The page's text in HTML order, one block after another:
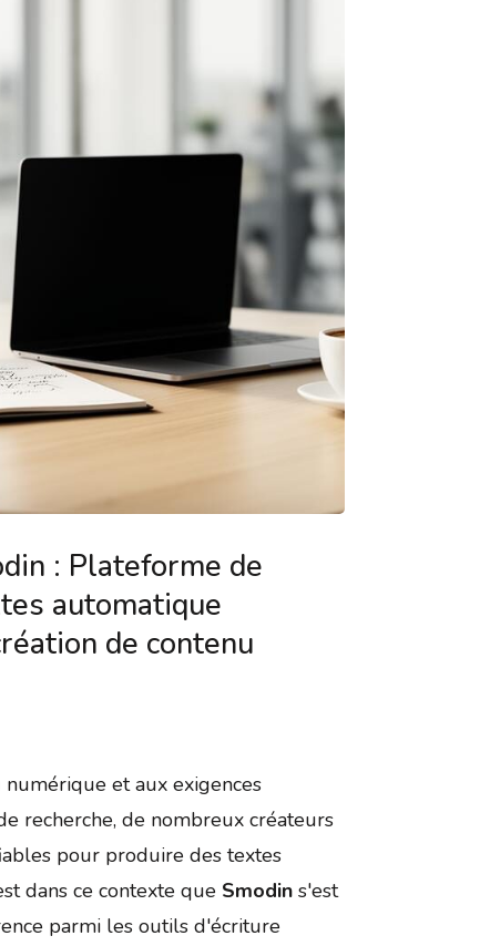
: Plateforme de
automatique
de contenu
numérique et aux exigences
recherche, de nombreux créateurs
pour produire des textes
dans ce contexte que Smodin s'est
parmi les outils d'écriture